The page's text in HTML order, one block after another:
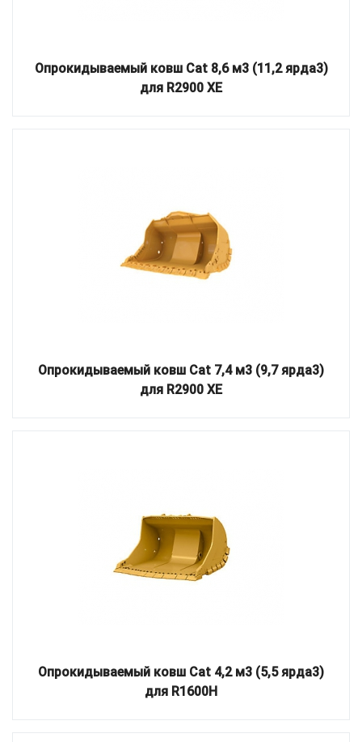
Опрокидываемый ковш Cat 8,6 м3 (11,2 ярда3)
для R2900 XE
Опрокидываемый ковш Cat 7,4 м3 (9,7 ярда3)
для R2900 XE
Опрокидываемый ковш Cat 4,2 м3 (5,5 ярда3)
для R1600H